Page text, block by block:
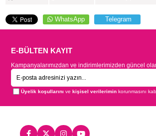
WhatsApp Telegram
E-BÜLTEN KAYIT
Kampanyalarımızdan ve indirimlerimizden güncel
Üyelik koşullarını vekişisel verilerimin korunmasını